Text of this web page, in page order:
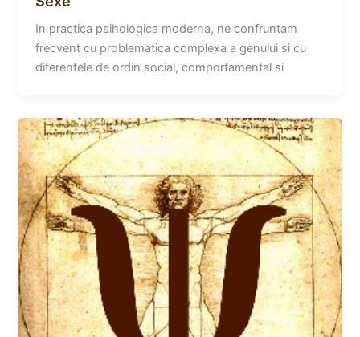
In practica psihologica moderna, ne confruntam
frecvent cu problematica complexa a genului si cu
diferentele de ordin social, comportamental si